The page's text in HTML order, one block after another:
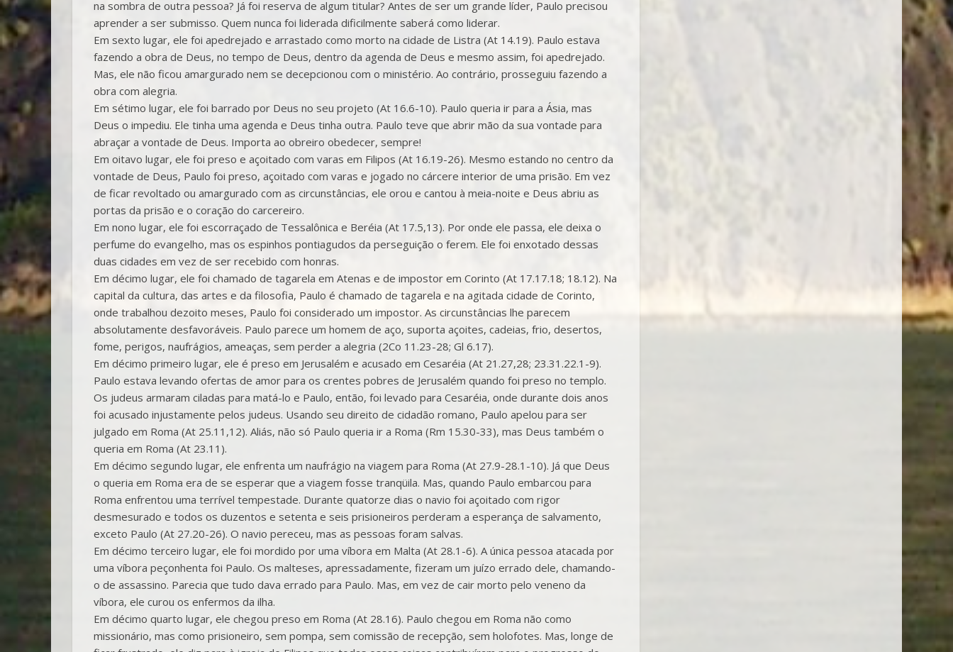
na sombra de outra pessoa? Já foi reserva de algum titular? Antes de ser um grande líder, Paulo precisou
aprender a ser submisso. Quem nunca foi liderada dificilmente saberá como liderar.
Em sexto lugar, ele foi apedrejado e arrastado como morto na cidade de Listra (At 14.19). Paulo estava
fazendo a obra de Deus, no tempo de Deus, dentro da agenda de Deus e mesmo assim, foi apedrejado.
Mas, ele não ficou amargurado nem se decepcionou com o ministério. Ao contrário, prosseguiu fazendo a
obra com alegria.
Em sétimo lugar, ele foi barrado por Deus no seu projeto (At 16.6-10). Paulo queria ir para a Ásia, mas
Deus o impediu. Ele tinha uma agenda e Deus tinha outra. Paulo teve que abrir mão da sua vontade para
abraçar a vontade de Deus. Importa ao obreiro obedecer, sempre!
Em oitavo lugar, ele foi preso e açoitado com varas em Filipos (At 16.19-26). Mesmo estando no centro da
vontade de Deus, Paulo foi preso, açoitado com varas e jogado no cárcere interior de uma prisão. Em vez
de ficar revoltado ou amargurado com as circunstâncias, ele orou e cantou à meia-noite e Deus abriu as
portas da prisão e o coração do carcereiro.
Em nono lugar, ele foi escorraçado de Tessalônica e Beréia (At 17.5,13). Por onde ele passa, ele deixa o
perfume do evangelho, mas os espinhos pontiagudos da perseguição o ferem. Ele foi enxotado dessas
duas cidades em vez de ser recebido com honras.
Em décimo lugar, ele foi chamado de tagarela em Atenas e de impostor em Corinto (At 17.17.18; 18.12). Na
capital da cultura, das artes e da filosofia, Paulo é chamado de tagarela e na agitada cidade de Corinto,
onde trabalhou dezoito meses, Paulo foi considerado um impostor. As circunstâncias lhe parecem
absolutamente desfavoráveis. Paulo parece um homem de aço, suporta açoites, cadeias, frio, desertos,
fome, perigos, naufrágios, ameaças, sem perder a alegria (2Co 11.23-28; Gl 6.17).
Em décimo primeiro lugar, ele é preso em Jerusalém e acusado em Cesaréia (At 21.27,28; 23.31.22.1-9).
Paulo estava levando ofertas de amor para os crentes pobres de Jerusalém quando foi preso no templo.
Os judeus armaram ciladas para matá-lo e Paulo, então, foi levado para Cesaréia, onde durante dois anos
foi acusado injustamente pelos judeus. Usando seu direito de cidadão romano, Paulo apelou para ser
julgado em Roma (At 25.11,12). Aliás, não só Paulo queria ir a Roma (Rm 15.30-33), mas Deus também o
queria em Roma (At 23.11).
Em décimo segundo lugar, ele enfrenta um naufrágio na viagem para Roma (At 27.9-28.1-10). Já que Deus
o queria em Roma era de se esperar que a viagem fosse tranqüila. Mas, quando Paulo embarcou para
Roma enfrentou uma terrível tempestade. Durante quatorze dias o navio foi açoitado com rigor
desmesurado e todos os duzentos e setenta e seis prisioneiros perderam a esperança de salvamento,
exceto Paulo (At 27.20-26). O navio pereceu, mas as pessoas foram salvas.
Em décimo terceiro lugar, ele foi mordido por uma víbora em Malta (At 28.1-6). A única pessoa atacada por
uma víbora peçonhenta foi Paulo. Os malteses, apressadamente, fizeram um juízo errado dele, chamando-
o de assassino. Parecia que tudo dava errado para Paulo. Mas, em vez de cair morto pelo veneno da
víbora, ele curou os enfermos da ilha.
Em décimo quarto lugar, ele chegou preso em Roma (At 28.16). Paulo chegou em Roma não como
missionário, mas como prisioneiro, sem pompa, sem comissão de recepção, sem holofotes. Mas, longe de